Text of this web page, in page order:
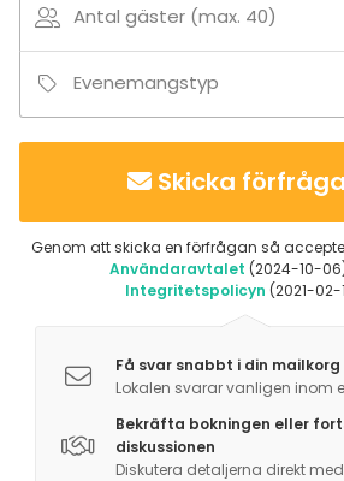
Antal gäster (max. 40)
Evenemangstyp
Skicka
Genom att skicka en förfrågan så
Användaravtalet (2024-10-
Integritetspolicyn (2021-02-
Få svar snabbt i din mailkorg
Lokalen svarar vanligen inom
Bekräfta bokningen eller
diskussionen
Diskutera detaljerna direkt